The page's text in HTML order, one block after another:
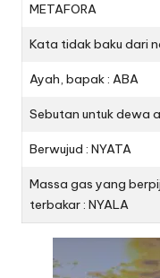
METAFORA
Kata tidak baku dari
Ayah, bapak : ABA
Sebutan untuk dewa
Berwujud : NYATA
Massa gas yang
terbakar : NYALA